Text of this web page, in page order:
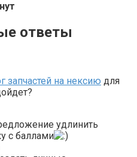
ответы
запчастей на нексию для
удлинить
с баллами